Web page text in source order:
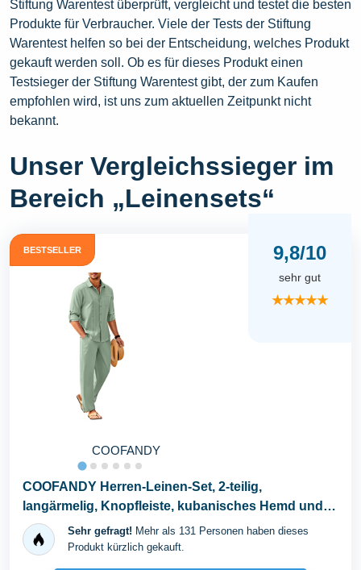
Stiftung Warentest überprüft, vergleicht und testet die besten
Produkte für Verbraucher. Viele der Tests der Stiftung
Warentest helfen so bei der Entscheidung, welches Produkt
gekauft werden soll. Ob es für dieses Produkt einen
Testsieger der Stiftung Warentest gibt, der zum Kaufen
empfohlen wird, ist uns zum aktuellen Zeitpunkt nicht
bekannt.
Unser Vergleichssieger im
Bereich „Leinensets“
BESTSELLER
COOFANDY
9,8/10
sehr gut
★★★★★
COOFANDY Herren-Leinen-Set, 2-teilig,
langärmelig, Knopfleiste, kubanisches Hemd und
Hose, Set für...
Sehr gefragt! Mehr als 131 Personen haben dieses
Produkt kürzlich gekauft.